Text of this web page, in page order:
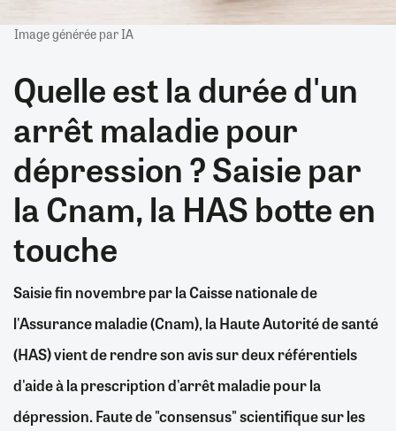
Image générée par IA
Quelle est la durée d'un
arrêt maladie pour
dépression ? Saisie par
la Cnam, la HAS botte en
touche
Saisie fin novembre par la Caisse nationale de
l'Assurance maladie (Cnam), la Haute Autorité de santé
(HAS) vient de rendre son avis sur deux référentiels
d'aide à la prescription d'arrêt maladie pour la
dépression. Faute de "consensus" scientifique sur les